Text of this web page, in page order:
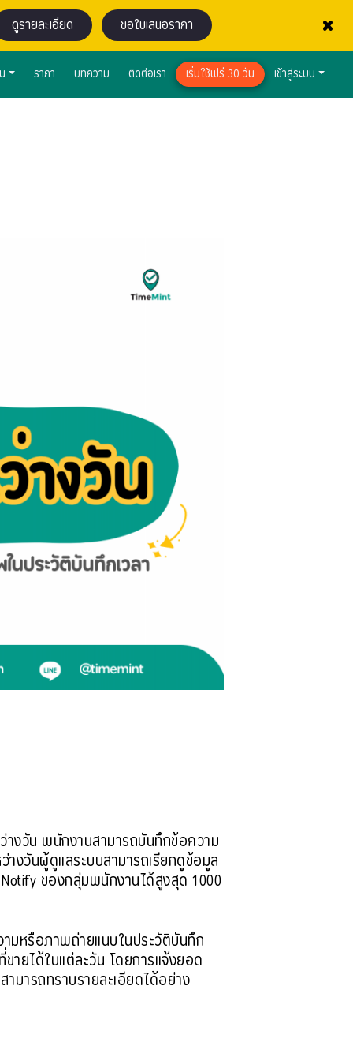
×
ดูรายละเอียด ขอใบเสนอราคา
ราคา บทความ ติดต่อเรา เริ่มใช้ฟรี 30 วัน เข้าสู่ระบบ
างวัน พนักงานสามารถบันทึกข้อความ
างวันผู้ดูแลระบบสามารถเรียกดูข้อมูล
ของกลุ่มพนักงานได้สูงสุด 1000
มหรือภาพถ่ายแนบในประวัติบันทึก
ายได้ในแต่ละวัน โดยการแจ้งยอด
มารถทราบรายละเอียดได้อย่าง